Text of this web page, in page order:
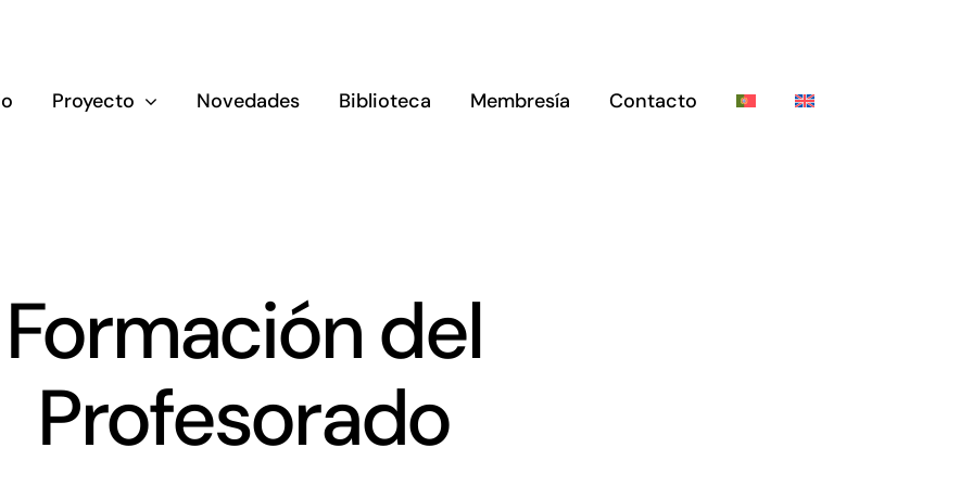
Proyecto Novedades Biblioteca Membresía Contacto
Formación del
Profesorado